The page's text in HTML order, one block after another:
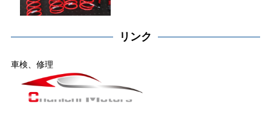
リンク
車検、修理